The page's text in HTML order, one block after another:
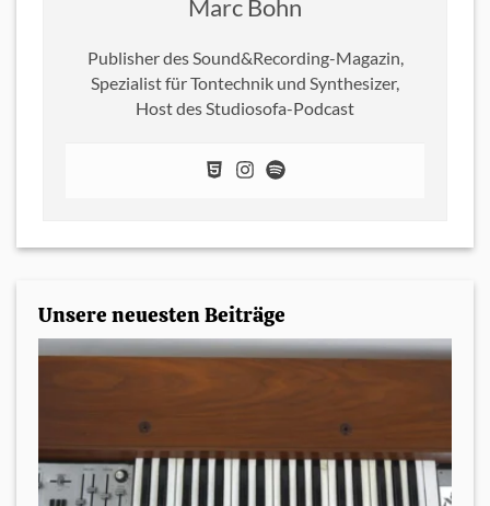
Marc Bohn
Publisher des Sound&Recording-Magazin,
Spezialist für Tontechnik und Synthesizer,
Host des Studiosofa-Podcast
Unsere neuesten Beiträge